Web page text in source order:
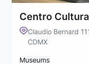
Centro
Claudio Bernard
CDMX
Museums